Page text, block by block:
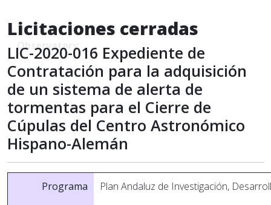
Licitaciones cerradas
LIC-2020-016 Expediente de
Contratación para la adquisición
de un sistema de alerta de
tormentas para el Cierre de
Cúpulas del Centro Astronómico
Hispano-Alemán
Programa Plan Andaluz de Investigación,